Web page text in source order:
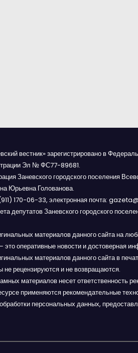
вестник» зарегистрировано в
Эл № ФС77-89681.
Заневского городского поселения
Юрьевна Голованова.
170-06-33, электронная почта:
депутатов Заневского городского
материалов данного сайта на
– это оперативные новости и достоверная
материалов данного сайта в
рецензируются и не возвращаются.
материалов несет ответственность
применяются рекомендательные
персональных данных,